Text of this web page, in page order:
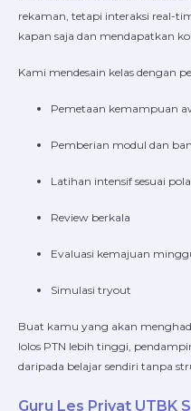
rekaman, tetapi interaksi real-
kapan saja dan mendapatkan
Kami mendesain kelas dengan
Pemetaan kemampuan
Pemberian modul dan
Latihan intensif sesuai
Review berkala
Evaluasi kemajuan
Simulasi tryout
Buat kamu yang akan
lolos PTN lebih tinggi,
daripada belajar sendiri tanpa
Guru Les Privat UTBK